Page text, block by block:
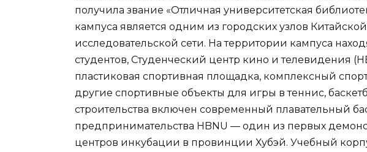
получила звание «Отличная университетская
кампуса является одним из городских узлов
исследовательской сети. На территории кампуса
студентов, Студенческий центр кино и телевидения
пластиковая спортивная площадка, комплексный
другие спортивные объекты для игры в теннис,
строительства включен современный плавательный
предпринимательства HBNU — один из первых
центров инкубации в провинции Хубэй. Учебный